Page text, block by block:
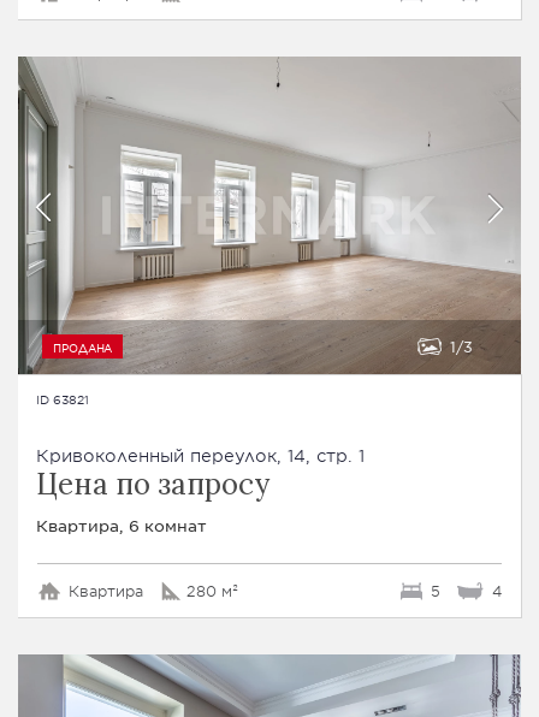
ПРОДАНА 1 3
ID 63821
Кривоколенный переулок, 14, стр. 1
Цена по запросу
Квартира, 6 комнат
Квартира 280 м² 5 4